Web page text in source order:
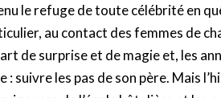
le refuge de toute célébrité en
au contact des femmes de
de surprise et de magie et, les
: suivre les pas de son père. Mais